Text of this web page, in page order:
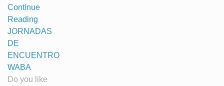
Continue
Reading
JORNADAS
DE
ENCUENTRO
WABA
Do you like